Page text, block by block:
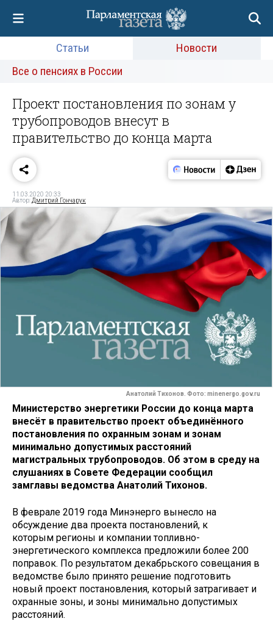
Статьи
Новости
Все о пенсиях в России
Проект постановления по зонам у
трубопроводов внесут в
правительство до конца марта
11.03.2020 20:33
Автор: Дмитрий Гончарук
Анатолий Тихонов. Фото: minenergo.gov.ru
Министерство энергетики России до конца марта
внесёт в правительство проект объединённого
постановления по охранным зонам и зонам
минимально допустимых расстояний
магистральных трубопроводов. Об этом в среду на
слушаниях в Совете Федерации сообщил
замглавы ведомства Анатолий Тихонов​.
В феврале 2019 года Минэнерго вынесло на
обсуждение два проекта постановлений, к
которым регионы и компании топливно-
энергетического комплекса предложили более 200
поправок. По результатом декабрьского совещания в
ведомстве было принято решение подготовить
новый проект постановления, который затрагивает и
охранные зоны, и зоны минимально допустимых
расстояний.